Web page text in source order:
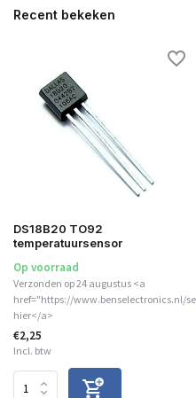
Recent bekeken
DS18B20 TO92
temperatuursensor
Op voorraad
Verzonden op 24 augustus <a
href="https://www.benselectronics.nl/
hier</a>
€2,25
Incl. btw